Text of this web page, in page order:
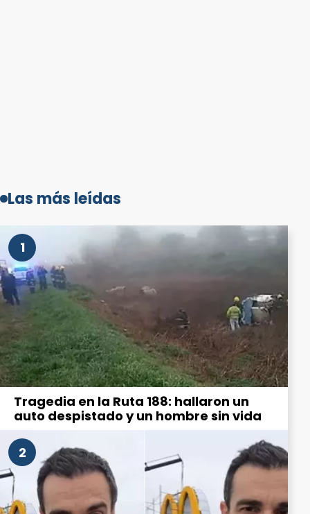
Las más leídas
1
Tragedia en la Ruta 188: hallaron un
auto despistado y un hombre sin vida
2